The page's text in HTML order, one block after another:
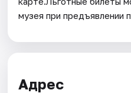
музея при
Адрес